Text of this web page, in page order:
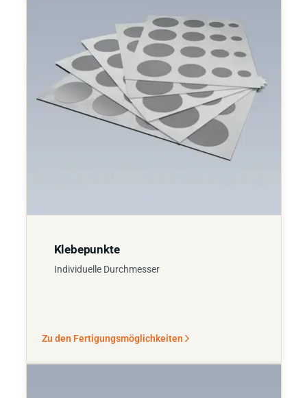
Klebepunkte
Individuelle Durchmesser
Zu den Fertigungsmöglichkeiten